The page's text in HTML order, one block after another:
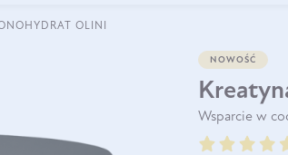
OLINI
NOWOŚĆ
Wsparcie w